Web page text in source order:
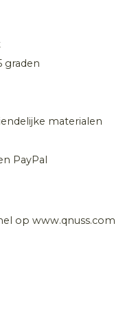
graden
materialen
PayPal
op www.qnuss.com